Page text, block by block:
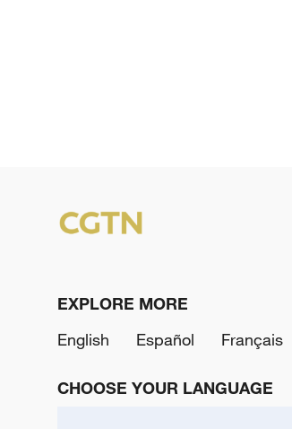
EXPLORE MORE
English
Español Français
CHOOSE YOUR LANGUAGE